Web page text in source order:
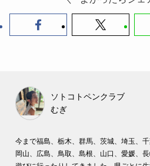
ソトコトペンクラブ
むぎ
今まで福島、栃木、群馬、茨城、埼玉、
岡山、広島、鳥取、島根、山口、愛媛、